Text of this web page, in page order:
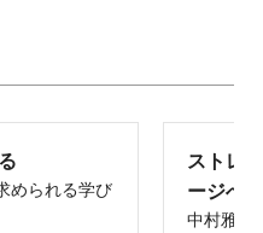
められる学び
ストレ
ージへ
中村雅俊